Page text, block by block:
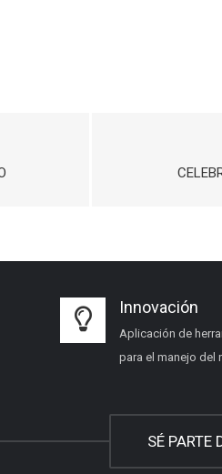
Innovación
Aplicación de
para el manejo del
SÉ PARTE